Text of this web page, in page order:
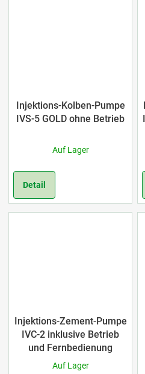
Injektions-Kolben-Pumpe
IVS-5 GOLD ohne Betrieb
Auf Lager
Detail
Injektions-Zement-Pumpe
IVC-2 inklusive Betrieb
und Fernbedienung
Auf Lager